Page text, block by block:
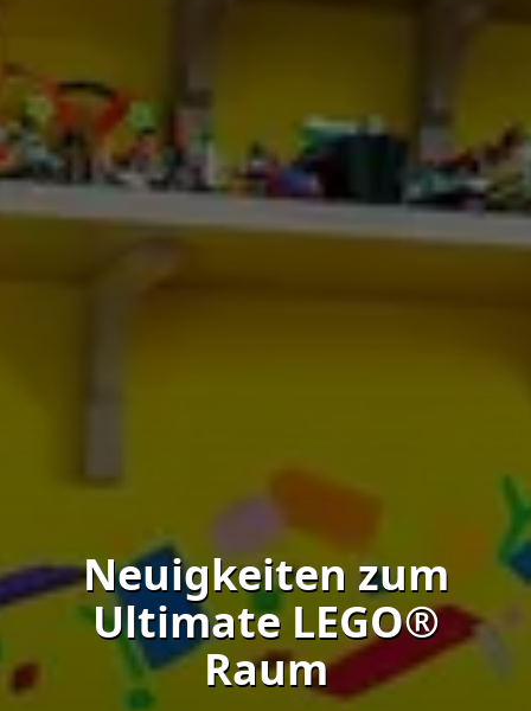
Neuigkeiten zum
Ultimate LEGO®
Raum